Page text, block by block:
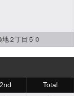
地２丁目５０
2nd Total